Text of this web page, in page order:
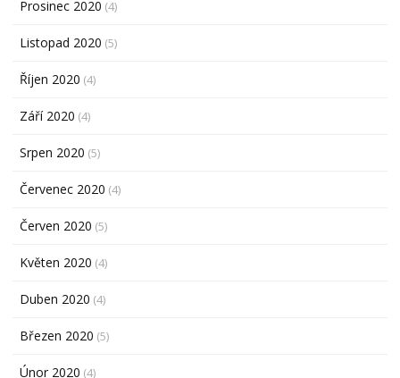
Prosinec 2020 (4)
Listopad 2020 (5)
Říjen 2020 (4)
Září 2020 (4)
Srpen 2020 (5)
Červenec 2020 (4)
Červen 2020 (5)
Květen 2020 (4)
Duben 2020 (4)
Březen 2020 (5)
Únor 2020 (4)